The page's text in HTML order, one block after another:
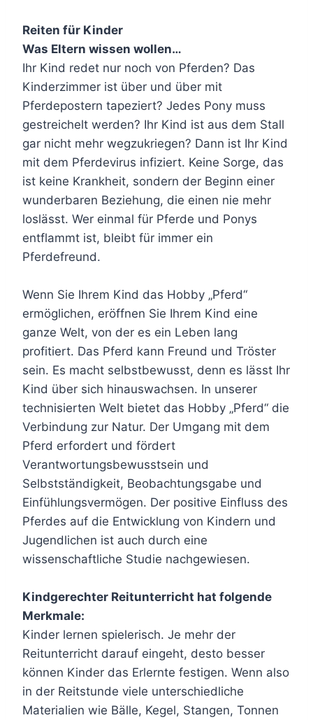
Reiten für Kinder
Was Eltern wissen wollen…
Ihr Kind redet nur noch von Pferden? Das
Kinderzimmer ist über und über mit
Pferdepostern tapeziert? Jedes Pony muss
gestreichelt werden? Ihr Kind ist aus dem Stall
gar nicht mehr wegzukriegen? Dann ist Ihr Kind
mit dem Pferdevirus infiziert. Keine Sorge, das
ist keine Krankheit, sondern der Beginn einer
wunderbaren Beziehung, die einen nie mehr
loslässt. Wer einmal für Pferde und Ponys
entflammt ist, bleibt für immer ein
Pferdefreund.
Wenn Sie Ihrem Kind das Hobby „Pferd“
ermöglichen, eröffnen Sie Ihrem Kind eine
ganze Welt, von der es ein Leben lang
profitiert. Das Pferd kann Freund und Tröster
sein. Es macht selbstbewusst, denn es lässt Ihr
Kind über sich hinauswachsen. In unserer
technisierten Welt bietet das Hobby „Pferd“ die
Verbindung zur Natur. Der Umgang mit dem
Pferd erfordert und fördert
Verantwortungsbewusstsein und
Selbstständigkeit, Beobachtungsgabe und
Einfühlungsvermögen. Der positive Einfluss des
Pferdes auf die Entwicklung von Kindern und
Jugendlichen ist auch durch eine
wissenschaftliche Studie nachgewiesen.
Kindgerechter Reitunterricht hat folgende
Merkmale:
Kinder lernen spielerisch. Je mehr der
Reitunterricht darauf eingeht, desto besser
können Kinder das Erlernte festigen. Wenn also
in der Reitstunde viele unterschiedliche
Materialien wie Bälle, Kegel, Stangen, Tonnen